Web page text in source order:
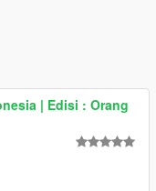
| Edisi : Orang